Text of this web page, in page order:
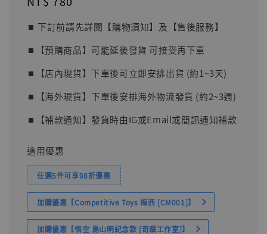
⏹︎ 下訂前請先詳閱【購物須知】及【售後服務】
⏹︎【預購商品】可能延後發貨 可接受再下單
⏹︎【店內現貨】下單後可立即安排出貨 (約1~3天)
⏹︎【海外現貨】下單後安排海外物流發貨 (約2~3週)
⏹︎【補款通知】發貨時由IG或Email或簡訊通知補款
適用優惠
任選5件可享98折優惠
加購優惠【Competitive Toys 梅西 [CM001]】
加購優惠【悟空 鳥山明紀念款 [奇蹟工作室]】